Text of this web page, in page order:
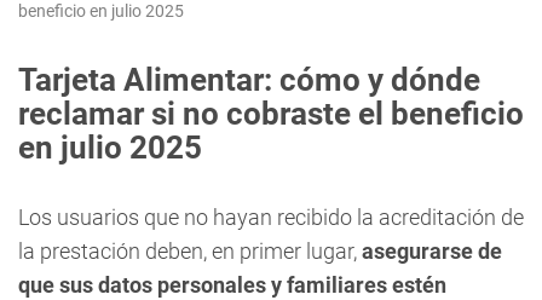
beneficio en julio 2025
Tarjeta Alimentar: cómo y dónde
reclamar si no cobraste el beneficio
en julio 2025
Los usuarios que no hayan recibido la acreditación de
la prestación deben, en primer lugar,asegurarse de
que sus datos personales y familiares estén